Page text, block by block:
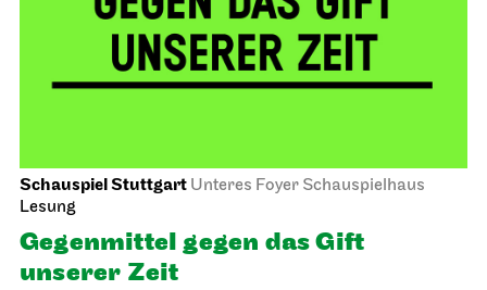
Schauspiel Stuttgart Unteres Foyer Schauspielhaus
Lesung
Gegen­mittel gegen das Gift
unserer Zeit